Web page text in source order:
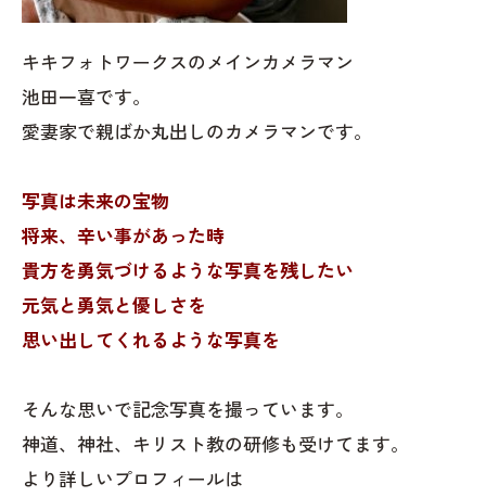
キキフォトワークスのメインカメラマン
池田一喜です。
愛妻家で親ばか丸出しのカメラマンです。
写真は未来の宝物
将来、辛い事があった時
貴方を勇気づけるような写真を残したい
元気と勇気と優しさを
思い出してくれるような写真を
そんな思いで記念写真を撮っています。
神道、神社、キリスト教の研修も受けてます。
より詳しいプロフィールは